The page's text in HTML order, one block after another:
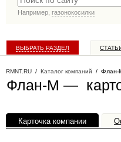
Например, газонокосилки
ВЫБРАТЬ РАЗДЕЛ
RMNT.RU / Каталог компаний / Флан-
Флан-М —
Карточка компании